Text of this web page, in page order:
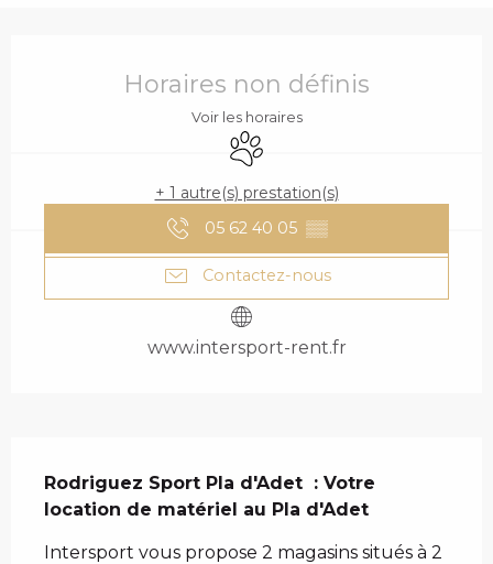
Horaires non définis
Voir les horaires
Animaux acceptés
+ 1 autre(s) prestation(s)
05 62 40 05 ▒▒
Contactez-nous
www.intersport-rent.fr
Rodriguez Sport Pla d'Adet  : Votre
location de matériel au Pla d'Adet
Intersport vous propose 2 magasins situés à 2